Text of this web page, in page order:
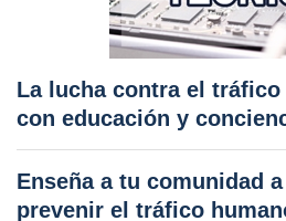
La lucha contra el tráfico
con educación y
Enseña a tu comunidad
prevenir el tráfico